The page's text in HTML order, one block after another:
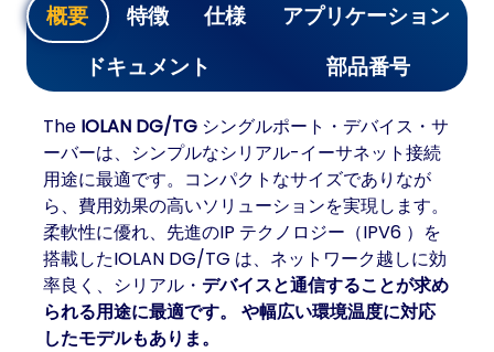
概要 特徴 仕様
アプリケーション
ドキュメント
部品番号
The IOLAN DG/TG シングルポート・デバイス・サ
ーバーは、シンプルなシリアル-イーサネット接続
用途に最適です。コンパクトなサイズでありなが
ら、費用効果の高いソリューションを実現します。
柔軟性に優れ、先進のIP テクノロジー（IPV6 ）を
搭載したIOLAN DG/TG は、ネットワーク越しに効
率良く、シリアル・ デバイスと通信することが求め
られる用途に最適です。 や幅広い環境温度に対応
したモデルもありま。